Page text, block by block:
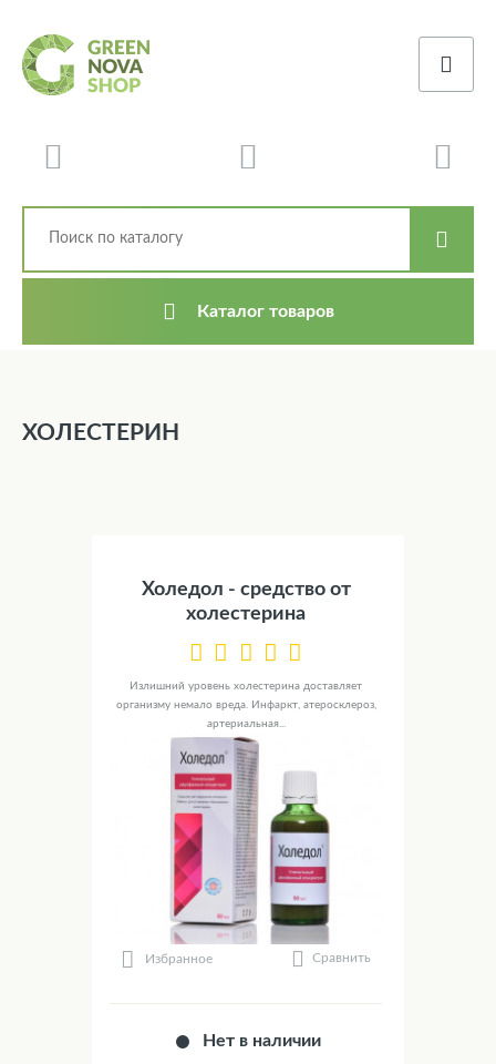
Каталог товаров
ХОЛЕСТЕРИН
Холедол - средство от
холестерина
Излишний уровень холестерина доставляет
организму немало вреда. Инфаркт, атеросклероз,
артериальная...
Избранное Сравнить
Нет в наличии